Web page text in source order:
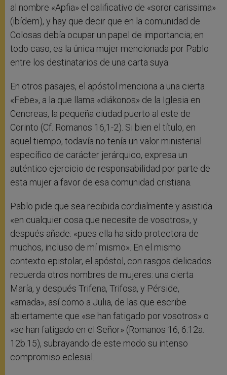
al nombre «Apfia» el calificativo de «soror carissima»
(ibídem), y hay que decir que en la comunidad de
Colosas debía ocupar un papel de importancia; en
todo caso, es la única mujer mencionada por Pablo
entre los destinatarios de una carta suya.
En otros pasajes, el apóstol menciona a una cierta
«Febe», a la que llama «diákonos» de la Iglesia en
Cencreas, la pequeña ciudad puerto al este de
Corinto (Cf. Romanos 16,1-2). Si bien el título, en
aquel tiempo, todavía no tenía un valor ministerial
específico de carácter jerárquico, expresa un
auténtico ejercicio de responsabilidad por parte de
esta mujer a favor de esa comunidad cristiana.
Pablo pide que sea recibida cordialmente y asistida
«en cualquier cosa que necesite de vosotros», y
después añade: «pues ella ha sido protectora de
muchos, incluso de mí mismo». En el mismo
contexto epistolar, el apóstol, con rasgos delicados
recuerda otros nombres de mujeres: una cierta
María, y después Trifena, Trifosa, y Pérside,
«amada», así como a Julia, de las que escribe
abiertamente que «se han fatigado por vosotros» o
«se han fatigado en el Señor» (Romanos 16, 6.12a.
12b.15), subrayando de este modo su intenso
compromiso eclesial.